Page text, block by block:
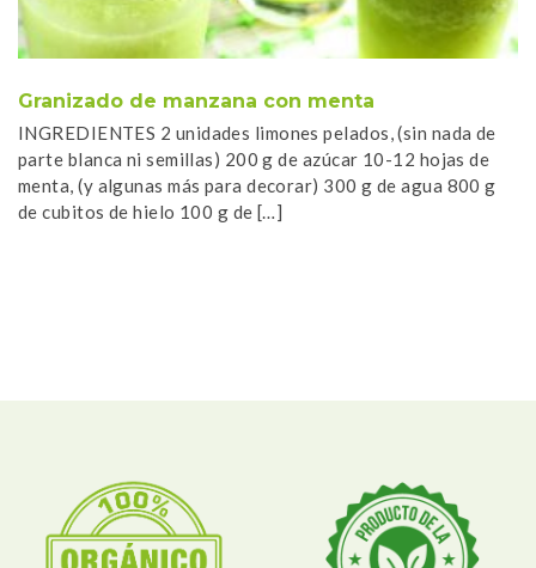
Granizado de manzana con menta
INGREDIENTES 2 unidades limones pelados, (sin nada de
parte blanca ni semillas) 200 g de azúcar 10-12 hojas de
menta, (y algunas más para decorar) 300 g de agua 800 g
de cubitos de hielo 100 g de […]